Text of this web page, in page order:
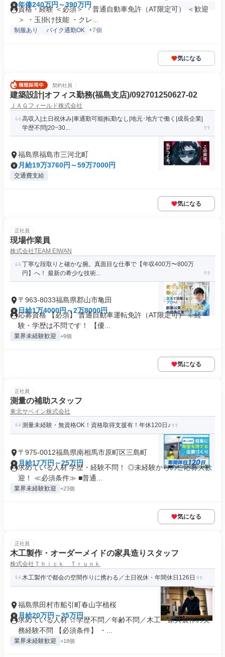
年俸240万円～390万円
資格・経験 ＜必須＞ ・普通自動車免許（AT限定可） ＜歓迎
＞ ・玉掛け技能 ・クレ...
制服あり バイク通勤OK +7個
気になる
契約社員
建築設計|オフィス勤務(福島支店)/092701250627-02
ＪＡＧフィールド株式会社
高収入|土日祝休み|車通勤可能|転勤なし|地元･地方で働く|成長企業|
学歴不問|20~30...
福島県福島市三河北町
月給19万3760円～59万7000円
交通費支給
気になる
正社員
現場作業員
株式会社TEAM EIWAN
丁寧な段取りと確かな腕。真面目な仕事で【年収400万〜800万
円】へ！ 最新の希少な技術...
〒963-8033福島県郡山市亀田
日給1万4000円～2万8000円
応募資格 【必須】 普通自動車運転免許（AT限定可） ※経
験・学歴は不問です！ 【優...
業界未経験歓迎 +9個
気になる
正社員
測量の補助スタッフ
東北サベイン株式会社
測量未経験・無資格OK！資格取得支援有！年休120日♪
〒975-0012福島県南相馬市原町区三島町
月給17万円～25万円
求めている人材 学歴・経験不問！ ◎未経験からのご応募大歓
迎！ ≪必須条件≫ ■普通...
業界未経験歓迎 +23個
気になる
正社員
木工製作・オーダーメイドの家具造りスタッフ
株式会社Ｔｈｉｃｋ Ｔｒｕｎｋ
木工製作で都会の空間作りに携わる／土日祝休・年間休日126日
福島県田村市船引町春山字植桜
月給20万円～35万円
求めている人材 ☆学歴不問／年齢不問／木工・家具製作の実
務経験不問 【必須条件】 ・...
業界未経験歓迎 +18個